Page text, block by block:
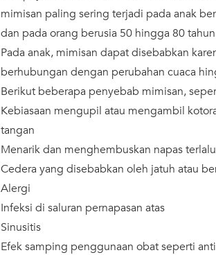
mimisan paling sering terjadi pada anak
dan pada orang berusia 50 hingga 80
Pada anak, mimisan dapat disebabkan
berhubungan dengan perubahan cuaca
Berikut beberapa penyebab mimisan,
Kebiasaan mengupil atau mengambil
tangan
Menarik dan menghembuskan napas
Cedera yang disebabkan oleh jatuh atau
Alergi
Infeksi di saluran pernapasan atas
Sinusitis
Efek samping penggunaan obat seperti